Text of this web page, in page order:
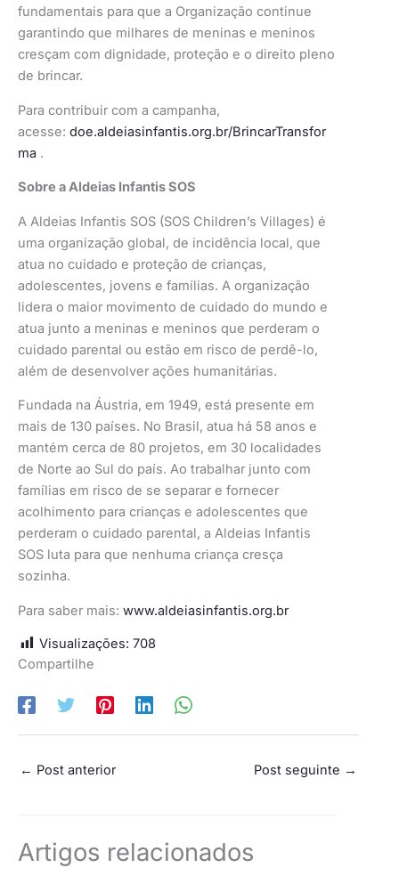
fundamentais para que a Organização continue
garantindo que milhares de meninas e meninos
cresçam com dignidade, proteção e o direito pleno
de brincar.
Para contribuir com a campanha,
acesse: doe.aldeiasinfantis.org.br/BrincarTransfor
ma .
Sobre a Aldeias Infantis SOS
A Aldeias Infantis SOS (SOS Children’s Villages) é
uma organização global, de incidência local, que
atua no cuidado e proteção de crianças,
adolescentes, jovens e famílias. A organização
lidera o maior movimento de cuidado do mundo e
atua junto a meninas e meninos que perderam o
cuidado parental ou estão em risco de perdê-lo,
além de desenvolver ações humanitárias.
Fundada na Áustria, em 1949, está presente em
mais de 130 países. No Brasil, atua há 58 anos e
mantém cerca de 80 projetos, em 30 localidades
de Norte ao Sul do país. Ao trabalhar junto com
famílias em risco de se separar e fornecer
acolhimento para crianças e adolescentes que
perderam o cuidado parental, a Aldeias Infantis
SOS luta para que nenhuma criança cresça
sozinha.
Para saber mais: www.aldeiasinfantis.org.br
Visualizações: 708
Compartilhe
← Post anterior Post seguinte →
Artigos relacionados